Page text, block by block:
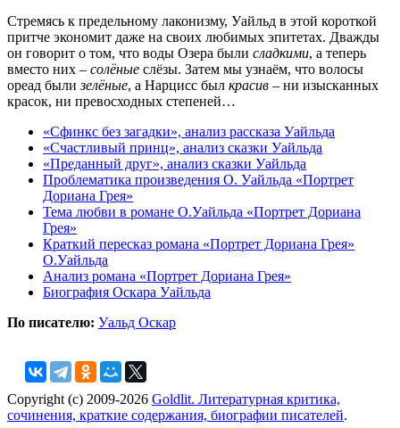
Стремясь к предельному лаконизму, Уайльд в этой короткой
притче экономит даже на своих любимых эпитетах. Дважды
он говорит о том, что воды Озера были сладкими, а теперь
вместо них – солёные слёзы. Затем мы узнаём, что волосы
ореад былизелёные, а Нарцисс был красив – ни изысканных
красок, ни превосходных степеней…
«Сфинкс без загадки», анализ рассказа Уайльда
«Счастливый принц», анализ сказки Уайльда
«Преданный друг», анализ сказки Уайльда
Проблематика произведения О. Уайльда «Портрет
Дориана Грея»
Тема любви в романе О.Уайльда «Портрет Дориана
Грея»
Краткий пересказ романа «Портрет Дориана Грея»
О.Уайльда
Анализ романа «Портрет Дориана Грея»
Биография Оскара Уайльда
По писателю: Уальд Оскар
Copyright (c) 2009-2026 Goldlit. Литературная критика,
сочинения, краткие содержания, биографии писателей.